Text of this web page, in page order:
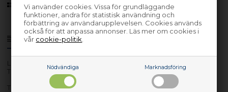
Vi använder cookies. Vissa för grundläggande
funktioner, andra för statistisk användning och
förbättring av användarupplevelsen. Cookies används
också för att anpassa annonser. Läs mer om cookies i
vår cookie-politik
Nödvändiga Marknadsföring
Produktinfo
Lev. nr.: 01HW697
Thermal fan for Lenovo
ThinkPad T480S UMA graphics
Sedan 2006